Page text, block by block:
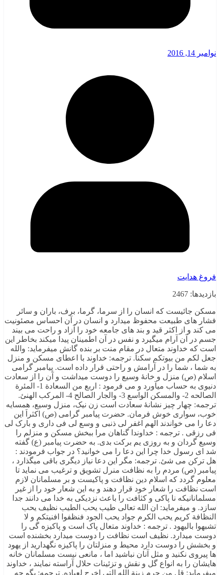
نوامبر 14, 2016
فروغ هدایت
بازدیدها: 2467
مسکن جائیست که انسان را از سرما، گرما، برف، باران و سائر
فشار های طبیعت محفوظ میدارد و انسان در آن احساس مصئونیت
می کند و از اکثر قید و بند های جامعه خود را آزاد و راحت می بیند
جسم در آن آرام میگیرد و نفس در آن اطمینان پیدا میکند بخاطر این
است که خداوند متعال در مقام منت بر بنده گانش میفرماید: والله
جعل لکم من بیوتکم سکناَ. ترجمه: خداوند با اعطای مسکن و منزل
به شما ، شما را در آرامش و راحتی قرار داده است. پیامبر گرامی
اسلام (ص) منزل و خانۀ وسیع را دوست میداشت و آن را از سعادت
دنیوی به حساب میآورد و می فرمود : اربع من السعادة 1- المئرة
الصالحه 2- والمسکن الواسع 3- والجار الصالح 4- المرکب الهنئ.
ترجمه: چهار چیز نشانۀ سعادت است زن نیک، منزل وسیع، همسایه
خوب، سواری خوش فرمان. حضرت پیامبر گرامی (ص) اکثراَ این
دعا را می خواندند الهم اغفر لی ذنبی و وسع لی فی داری و بارک لی
فی رزقی . ترجمه : خداوندا گناهان مرا ببخش مسکن و منزلم را
وسیع گردان و به روزی یم برکت بدی. به حضرت پیامبر (ع) گفته
شد ای رسول خدا چرا این دعا را می خوانید؟ در جواب فرمودند :
هل ترکن می شئ. ترجمه: مگر این دعا نیاز دیگری باقی میگذارد ،
پیامبر (ص) مردم را به نظافت منرل تشویق و ترغیب می نماید تا
معلوم گردد که اسلام دین نظافت و پاکیست و بر مسلمانان لازم
است نظافت را شعار خود قرار دهند و به این شعار خود را از غیر
مسلمانانیکه نا پاکی و کثافت را باعث نزدیکی به خدا می دانند جدا
سازد. و میفرماید: ان الله تعالی طیب یحب الطیب نظیف یحب
النظافة کریم یحب الکرم جواد یحب الجود فنظفوا افنیتکم و لا
تشبهوا بالیهود . ترجمه : خداوند متعال پاک است و پاکیزه گی را
دوست میدارد. نظیف است نظافت را دوست میدارد بخشنده است
و بخشش را دوست دارد محیط و منزلتان را پاکیزه نگهدارید از یهود
ها پیروی نکنید و مثل آنان نباشید اما ، مانعی نیست مسلمانان خانه
هایشان را به انواع گل و نقش و تزئینات حلال آراسته نمایند ، خداوند
میفرماید: قل من حرم زینة الله التی اخرج لعباده. ترجمه: بگو چه